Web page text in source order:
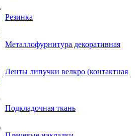
Резинка
Металлофурнитура декоративная
Ленты липучки велкро (контактная
Подкладочная ткань